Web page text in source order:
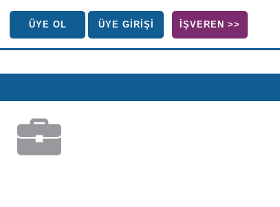
ÜYE OL ÜYE GİRİŞİ İŞVEREN >>